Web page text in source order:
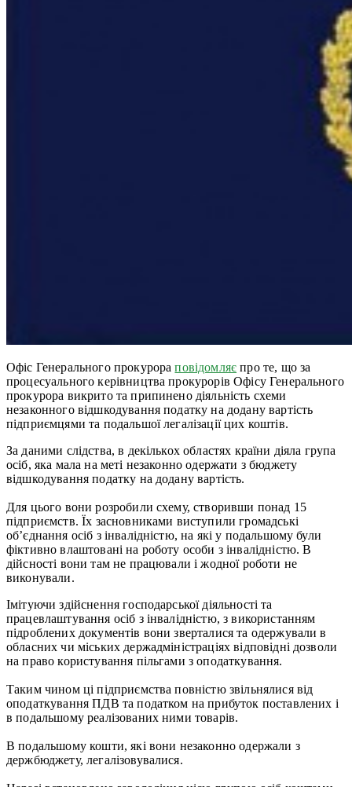
Офіс Генерального прокурораповідомляє про те, що за
процесуального керівництва прокурорів Офісу Генерального
прокурора викрито та припинено діяльність схеми
незаконного відшкодування податку на додану вартість
підприємцями та подальшої легалізації цих коштів.
За даними слідства, в декількох областях країни діяла група
осіб, яка мала на меті незаконно одержати з бюджету
відшкодування податку на додану вартість.
Для цього вони розробили схему, створивши понад 15
підприємств. Їх засновниками виступили громадські
об’єднання осіб з інвалідністю, на які у подальшому були
фіктивно влаштовані на роботу особи з інвалідністю. В
дійсності вони там не працювали і жодної роботи не
виконували.
Імітуючи здійснення господарської діяльності та
працевлаштування осіб з інвалідністю, з використанням
підроблених документів вони зверталися та одержували в
обласних чи міських держадміністраціях відповідні дозволи
на право користування пільгами з оподаткування.
Таким чином ці підприємства повністю звільнялися від
оподаткування ПДВ та податком на прибуток поставлених і
в подальшому реалізованих ними товарів.
В подальшому кошти, які вони незаконно одержали з
держбюджету, легалізовувалися.